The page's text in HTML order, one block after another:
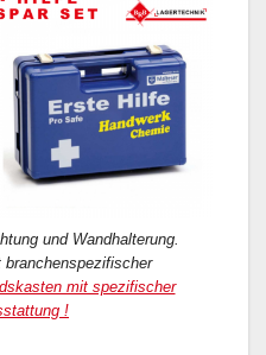
und Wandhalterung.
mit spezifischer
!